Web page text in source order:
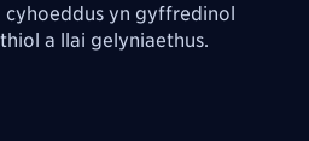
cyhoeddus yn gyffredinol
a llai gelyniaethus.